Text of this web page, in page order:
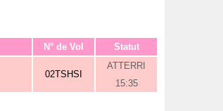
N° de Vol Statut
02TSHSI
ATTERRI
15:35